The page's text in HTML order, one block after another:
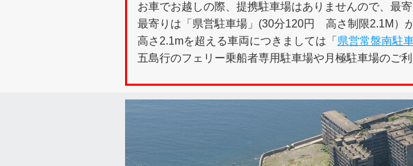
お車でお越しの際、提携駐車場はありませんので、最
最寄りは「県営駐車場」(30分120円 高さ制限2.1M）が
高さ2.1mを超える車両につきましては「 県営常盤南駐
五島行のフェリー乗船者専用駐車場や月極駐車場のご